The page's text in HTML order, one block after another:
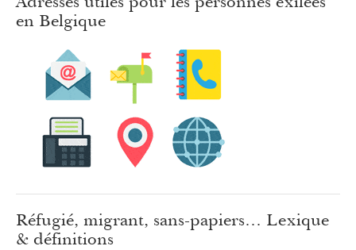
en Belgique
Réfugié, migrant, sans-papiers… Lexique
& définitions